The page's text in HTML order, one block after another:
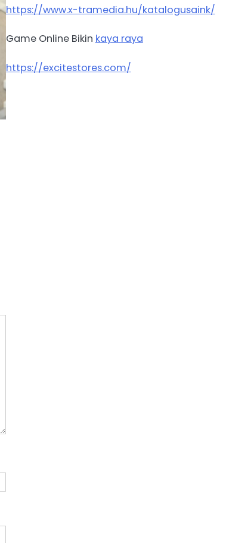
https://www.x-tramedia.hu/katalogusaink/
Game Online Bikin kaya raya
https://excitestores.com/